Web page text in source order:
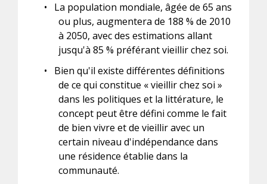
•
La population mondiale, âgée de 65 ans
ou plus, augmentera de 188 % de 2010
à 2050, avec des estimations allant
jusqu'à 85 % préférant vieillir chez soi.
•
Bien qu'il existe différentes définitions
de ce qui constitue « vieillir chez soi »
dans les politiques et la littérature, le
concept peut être défini comme le fait
de bien vivre et de vieillir avec un
certain niveau d'indépendance dans
une résidence établie dans la
communauté.